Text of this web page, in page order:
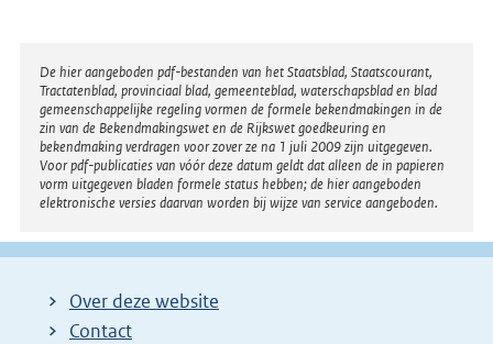
Disclaimer
De hier aangeboden pdf-bestanden van het Staatsblad, Staatscourant,
Tractatenblad, provinciaal blad, gemeenteblad, waterschapsblad en blad
gemeenschappelijke regeling vormen de formele bekendmakingen in de
zin van de Bekendmakingswet en de Rijkswet goedkeuring en
bekendmaking verdragen voor zover ze na 1 juli 2009 zijn uitgegeven.
Voor pdf-publicaties van vóór deze datum geldt dat alleen de in papieren
vorm uitgegeven bladen formele status hebben; de hier aangeboden
elektronische versies daarvan worden bij wijze van service aangeboden.
Over deze website
Contact